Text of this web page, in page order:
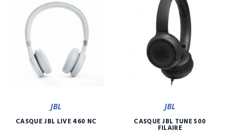
JBL
CASQUE JBL LIVE 460 NC
JBL
CASQUE JBL TUNE 500
FILAIRE